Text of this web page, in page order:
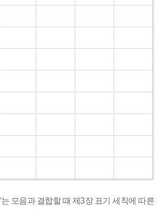
는 모음과 결합할 때 제3장 표기 세칙에 따른